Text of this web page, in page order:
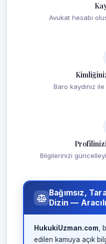
Avukat hesabı
Baro kaydınız
Bilgilerinizi
Bağımsız,
Dizin —
HukukiUzman.com ,
edilen kamuya açık